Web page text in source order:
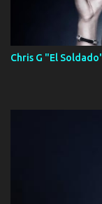
Chris G "El